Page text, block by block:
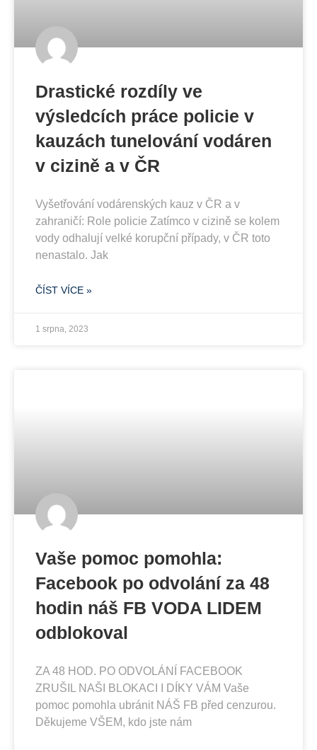
Drastické rozdíly ve
výsledcích práce policie v
kauzách tunelování vodáren
v cizině a v ČR
Vyšetřování vodárenských kauz v ČR a v
zahraničí: Role policie Zatímco v cizině se kolem
vody odhalují velké korupční případy, v ČR toto
nenastalo. Jak
ČÍST VÍCE »
1 srpna, 2023
Vaše pomoc pomohla:
Facebook po odvolání za 48
hodin náš FB VODA LIDEM
odblokoval
ZA 48 HOD. PO ODVOLÁNÍ FACEBOOK
ZRUŠIL NAŠI BLOKACI I DÍKY VÁM Vaše
pomoc pomohla ubránit NÁŠ FB před cenzurou.
Děkujeme VŠEM, kdo jste nám